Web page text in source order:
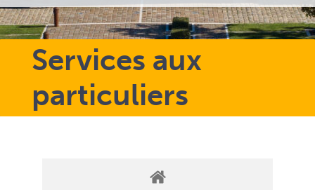
Services aux
particuliers